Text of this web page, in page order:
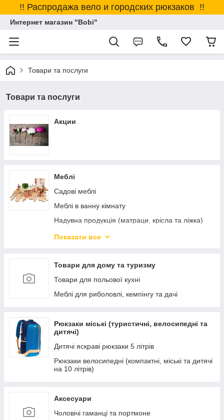
!! Распродажа вело и городских рюкзаков !!
Интернет магазин "Bobi"
Товари та послуги
Товари та послуги
Акции
Меблі
Садові меблі
Меблі в ванну кімнату
Надувна продукція (матраци, крісла та ліжка)
Новорічний товар
Меблі для вітальні
Меблі для кухні та їдальні
Меблі для офісу та дому
Меблі для зберігання речей
Підлогові і настінні дзеркала
Дитячі ліжка-машини
Новинки меблів
Кухні готові
Показати все
Товари для дому та туризму
Товари для польової кухні
Меблі для риболовлі, кемпінгу та дачі
Рюкзаки міські (туристичні, велосипедні та
дитячі)
Дитячі яскраві рюкзаки 5 літрів
Рюкзаки велосипедні (компактні, міські та дитячі
на 10 літрів)
Аксесуари
Чоловічі гаманці та портмоне